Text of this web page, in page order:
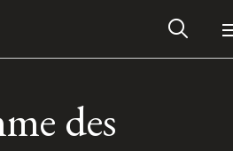
des